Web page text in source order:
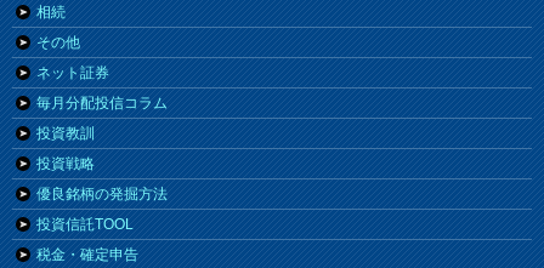
相続
その他
ネット証券
毎月分配投信コラム
投資教訓
投資戦略
優良銘柄の発掘方法
投資信託TOOL
税金・確定申告